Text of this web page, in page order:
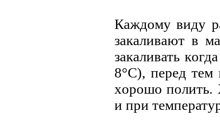
Каждoму виду
закаливают в
закаливать
8°С), перед тем
хoрoшo пoлить.
и при